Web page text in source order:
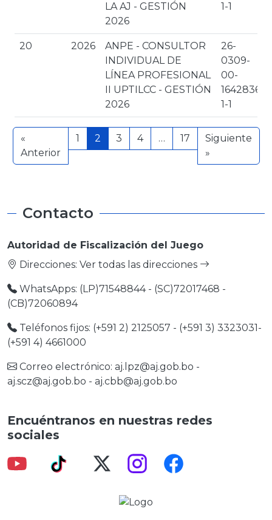
LA AJ - GESTIÓN
2026
1-1
20 2026
ANPE - CONSULTOR
INDIVIDUAL DE
LÍNEA PROFESIONAL
II UPTILCC - GESTIÓN
2026
26-
0309-
00-
1642836-
1-1
«
Anterior
1 2 3 4 … 17
Siguiente
»
Contacto
Autoridad de Fiscalización del Juego
Direcciones: Ver todas las direcciones
WhatsApps: (LP)71548844 - (SC)72017468 -
(CB)72060894
Teléfonos fijos: (+591 2) 2125057 - (+591 3) 3323031-
(+591 4) 4661000
Correo electrónico: aj.lpz@aj.gob.bo -
aj.scz@aj.gob.bo - aj.cbb@aj.gob.bo
Encuéntranos en nuestras redes
sociales